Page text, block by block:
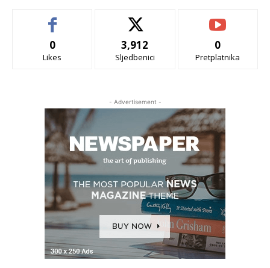
0
Likes
3,912
Sljedbenici
0
Pretplatnika
- Advertisement -